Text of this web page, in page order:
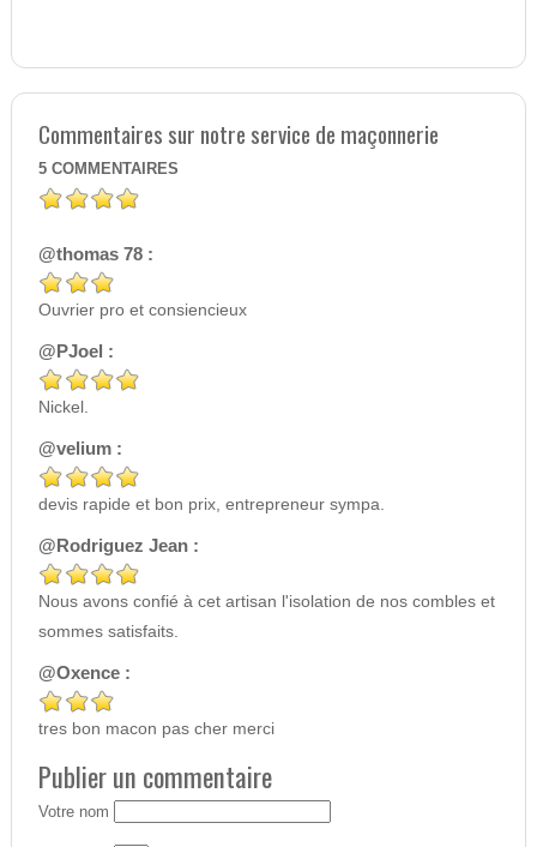
Commentaires sur notre service de maçonnerie
5 COMMENTAIRES
@thomas 78 :
Ouvrier pro et consiencieux
@PJoel :
Nickel.
@velium :
devis rapide et bon prix, entrepreneur sympa.
@Rodriguez Jean :
Nous avons confié à cet artisan l'isolation de nos combles et
sommes satisfaits.
@Oxence :
tres bon macon pas cher merci
Publier un commentaire
Votre nom